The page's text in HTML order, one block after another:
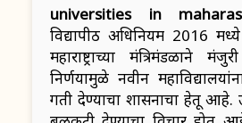
universities in
विद्यापीठ अधिनियम 2016
महाराष्ट्राच्या मंत्रिमंडळाने
निर्णयामुळे नवीन
गती देण्याचा शासनाचा हेतू आहे.